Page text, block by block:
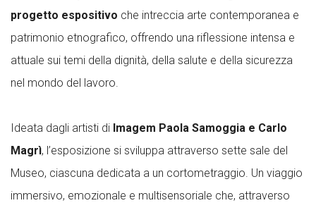
progetto espositivo che intreccia arte contemporanea e
patrimonio etnografico, offrendo una riflessione intensa e
attuale sui temi della dignità, della salute e della sicurezza
nel mondo del lavoro.
Ideata dagli artisti di Imagem Paola Samoggia e Carlo
Magrì, l’esposizione si sviluppa attraverso sette sale del
Museo, ciascuna dedicata a un cortometraggio. Un viaggio
immersivo, emozionale e multisensoriale che, attraverso